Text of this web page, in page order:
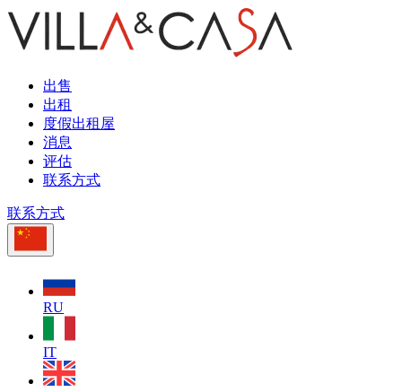
出售
出租
度假出租屋
消息
评估
联系方式
联系方式
RU
IT